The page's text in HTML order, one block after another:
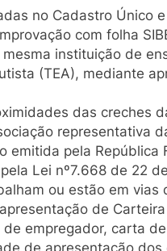
no Cadastro Único e
com folha
instituição de
(TEA), mediante
das creches
representativa
pela República
Lei nº7.668 de 22
ou estão em vias
de
empregador, carta
de apresentação